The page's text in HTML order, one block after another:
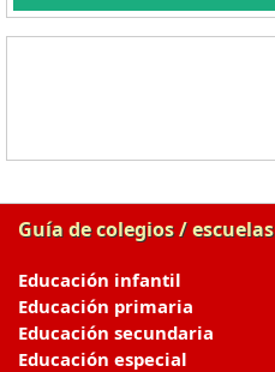
Guía de colegios /
Educación infantil
Educación primaria
Educación secundaria
Educación especial